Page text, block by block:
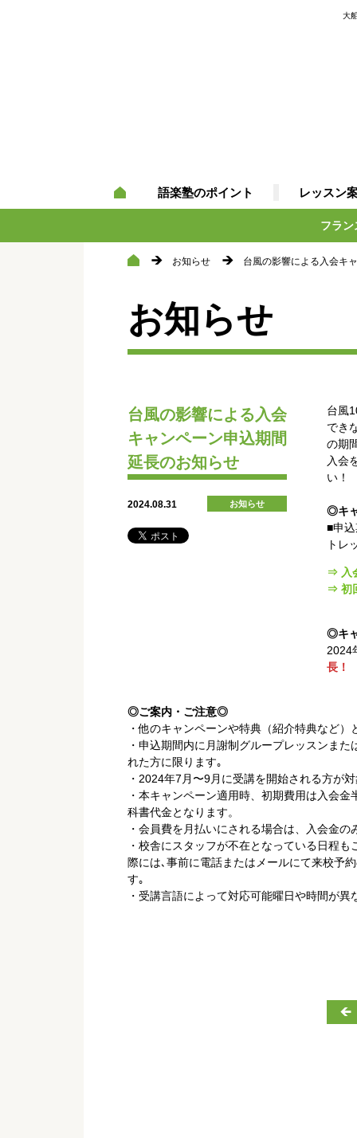
大
語楽塾のポイント レッスン
フラン
お知らせ 台風の影響による入会キ
お知らせ
台風の影響による入会
キャンペーン申込期間
延長のお知らせ
2024.08.31 お知らせ
台風
でき
の期
入会
い！
◎キ
■申
トレ
⇒ 入
⇒ 初
◎キ
2024
長！
◎ご案内・ご注意◎
・他のキャンペーンや特典（紹介特典など）
・申込期間内に月謝制グループレッスンま
れた方に限ります｡
・2024年7月〜9月に受講を開始される方が
・本キャンペーン適用時、初期費用は入会
科書代金となります。
・会員費を月払いにされる場合は、入会金
・校舎にスタッフが不在となっている日程
際には､事前に電話またはメールにて来校予
す｡
・受講言語によって対応可能曜日や時間が異